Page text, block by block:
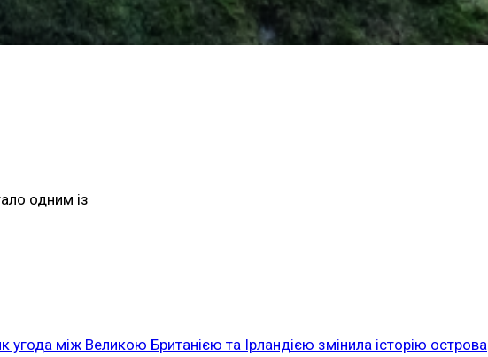
одним із
угода між Великою Британією та Ірландією змінила історію острова